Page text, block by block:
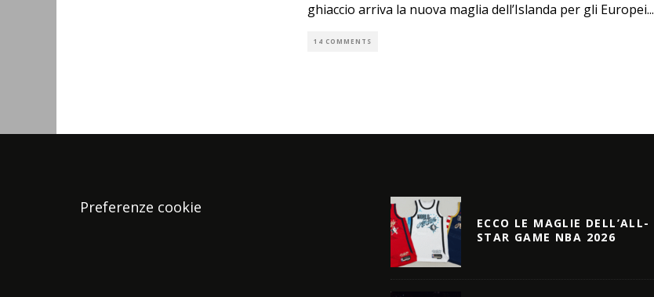
ghiaccio arriva la nuova maglia dell’Islanda per gli Europei...
14 COMMENTS
Preferenze cookie
ECCO LE MAGLIE DELL’ALL-
STAR GAME NBA 2026